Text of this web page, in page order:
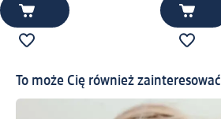
To może Cię również zainteresować